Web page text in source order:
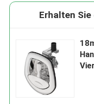
Erhalten